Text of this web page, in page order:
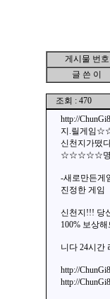
게시물 번호
글 쓴 이
조회 : 470
http://
지.릴게임
신천지가떴
☆☆☆☆☆명
-새로만든게
진정한 게임
신천지!!! 당
100% 보상
니다 24시간
http://
http://